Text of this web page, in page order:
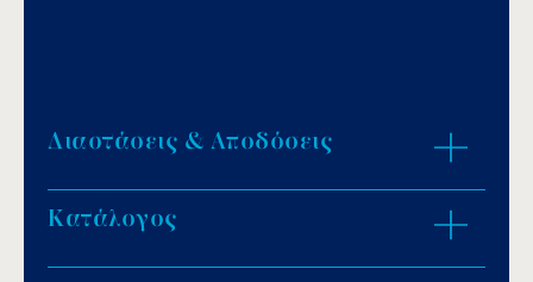
Διαστάσεις & Αποδόσεις
Κατάλογος